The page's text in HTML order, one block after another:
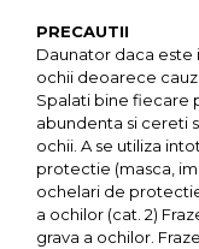
PRECAUTII
Daunator daca este
ochii deoarece
Spalati bine fiecare
abundenta si cereti
ochii. A se utiliza
protectie (masca,
ochelari de
a ochilor (cat. 2)
grava a ochilor.